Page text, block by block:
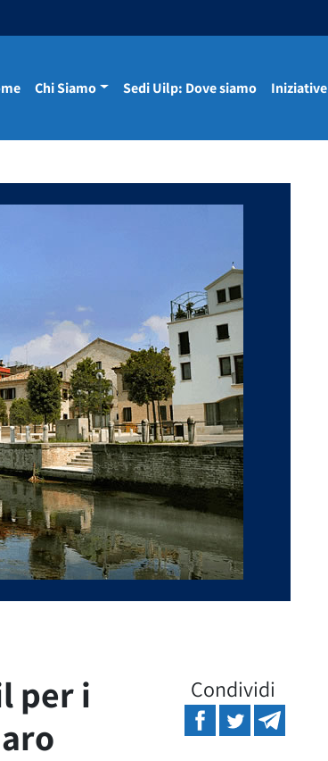
Chi Siamo Sedi Uilp: Dove siamo Iniziative
per i
Condividi